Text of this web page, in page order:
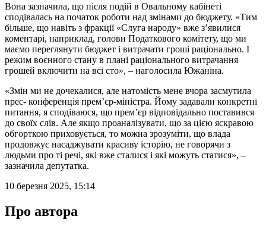
Вона зазначила, що після подій в Овальному кабінеті
сподівалась на початок роботи над змінами до бюджету. «Тим
більше, що навіть з фракції «Слуга народу» вже з’явилися
коментарі, наприклад, голови Податкового комітету, що ми
маємо переглянути бюджет і витрачати гроші раціонально. І
режим воєнного стану в плані раціонального витрачання
грошей включити на всі сто», – наголосила Южаніна.
«Змін ми не дочекалися, але натомість мене вчора засмутила
прес- конференція прем’єр-міністра. Йому задавали конкретні
питання, я сподіваюся, що прем’єр відповідально поставився
до своїх слів. Але якщо проаналізувати, що за цією яскравою
обгорткою приховується, то можна зрозуміти, що влада
продовжує насаджувати красиву історію, не говорячи з
людьми про ті речі, які вже сталися і які можуть статися», –
зазначила депутатка.
10 березня 2025, 15:14
Про автора